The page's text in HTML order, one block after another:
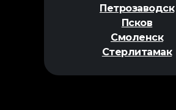
Петрозаводск
Псков
Смоленск
Стерлитамак